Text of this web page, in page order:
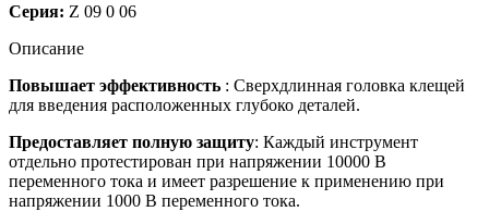
Серия: Z 09 0 06
Описание
Повышает эффективность : Сверхдлинная головка клещей
для введения расположенных глубоко деталей.
Предоставляет полную защиту: Каждый инструмент
отдельно протестирован при напряжении 10000 В
переменного тока и имеет разрешение к применению при
напряжении 1000 В переменного тока.